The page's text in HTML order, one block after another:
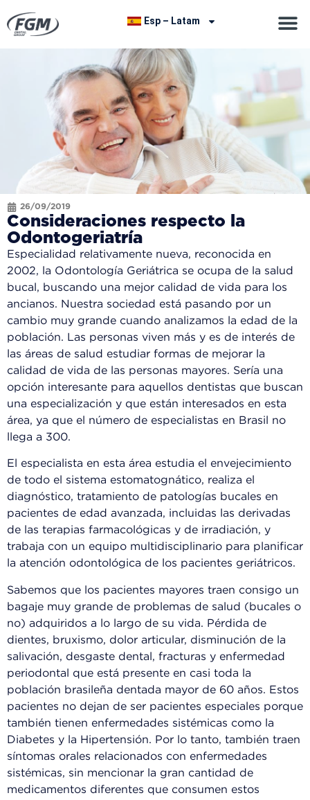
Esp – Latam
26/09/2019
Consideraciones respecto la
Odontogeriatría
Especialidad relativamente nueva, reconocida en
2002, la Odontología Geriátrica se ocupa de la salud
bucal, buscando una mejor calidad de vida para los
ancianos. Nuestra sociedad está pasando por un
cambio muy grande cuando analizamos la edad de la
población. Las personas viven más y es de interés de
las áreas de salud estudiar formas de mejorar la
calidad de vida de las personas mayores. Sería una
opción interesante para aquellos dentistas que buscan
una especialización y que están interesados ​​en esta
área, ya que el número de especialistas en Brasil no
llega a 300.
El especialista en esta área estudia el envejecimiento
de todo el sistema estomatognático, realiza el
diagnóstico, tratamiento de patologías bucales en
pacientes de edad avanzada, incluidas las derivadas
de las terapias farmacológicas y de irradiación, y
trabaja con un equipo multidisciplinario para planificar
la atención odontológica de los pacientes geriátricos.
Sabemos que los pacientes mayores traen consigo un
bagaje muy grande de problemas de salud (bucales o
no) adquiridos a lo largo de su vida. Pérdida de
dientes, bruxismo, dolor articular, disminución de la
salivación, desgaste dental, fracturas y enfermedad
periodontal que está presente en casi toda la
población brasileña dentada mayor de 60 años. Estos
pacientes no dejan de ser pacientes especiales porque
también tienen enfermedades sistémicas como la
Diabetes y la Hipertensión. Por lo tanto, también traen
síntomas orales relacionados con enfermedades
sistémicas, sin mencionar la gran cantidad de
medicamentos diferentes que consumen estos